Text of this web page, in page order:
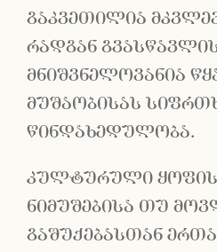
გაკვეთილია
რადგან
მნიშვნელოვანია
მუშაობისას
წინდახედულობა.
კულტურული ყოფის
ნიმუშებისა თუ
გაშუქებასთან